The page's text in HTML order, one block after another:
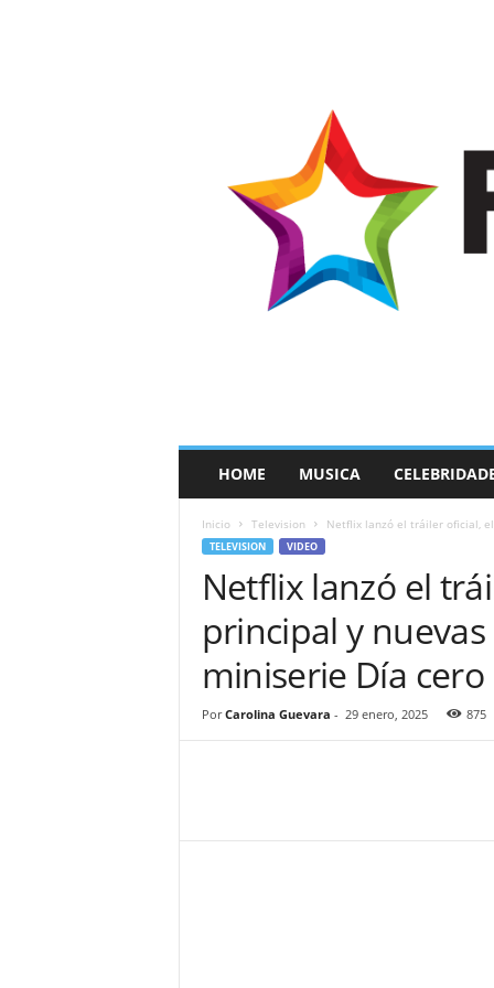
a
HOME MUSICA
Inicio Television Netflix lanzó el tráiler oficial,
TELEVISION VIDEO
Netflix lanzó el
principal y
miniserie Día cero
Por Carolina Guevara - 29 enero, 2025 875